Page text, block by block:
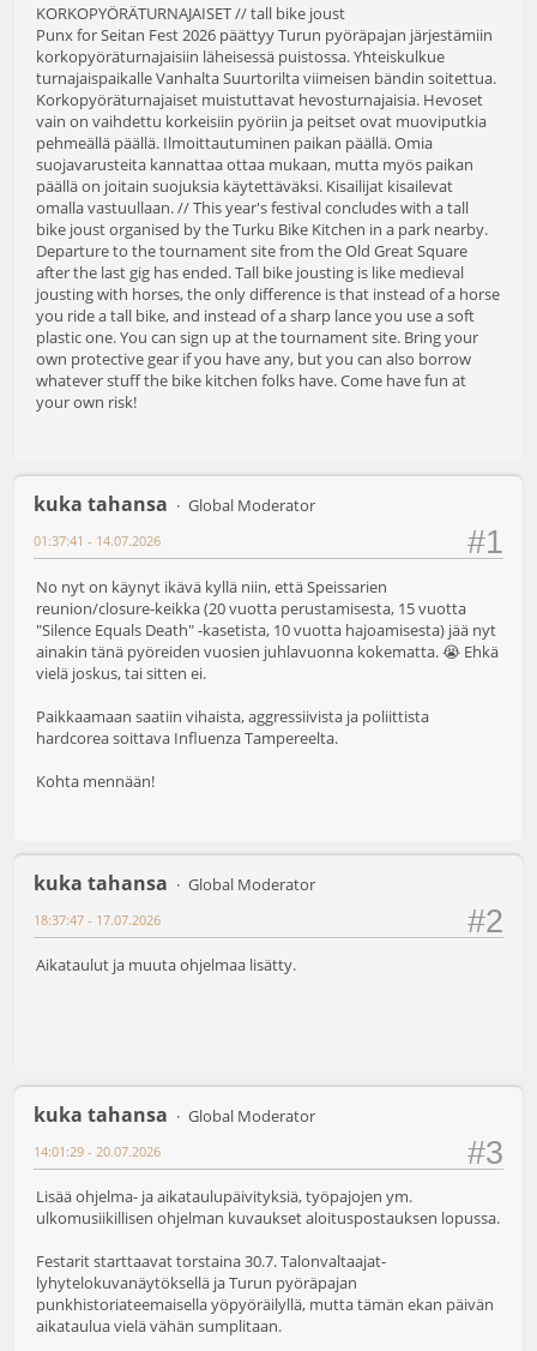
KORKOPYÖRÄTURNAJAISET // tall bike joust
Punx for Seitan Fest 2026 päättyy Turun pyöräpajan järjestämiin
korkopyöräturnajaisiin läheisessä puistossa. Yhteiskulkue
turnajaispaikalle Vanhalta Suurtorilta viimeisen bändin soitettua.
Korkopyöräturnajaiset muistuttavat hevosturnajaisia. Hevoset
vain on vaihdettu korkeisiin pyöriin ja peitset ovat muoviputkia
pehmeällä päällä. Ilmoittautuminen paikan päällä. Omia
suojavarusteita kannattaa ottaa mukaan, mutta myös paikan
päällä on joitain suojuksia käytettäväksi. Kisailijat kisailevat
omalla vastuullaan. // This year's festival concludes with a tall
bike joust organised by the Turku Bike Kitchen in a park nearby.
Departure to the tournament site from the Old Great Square
after the last gig has ended. Tall bike jousting is like medieval
jousting with horses, the only difference is that instead of a horse
you ride a tall bike, and instead of a sharp lance you use a soft
plastic one. You can sign up at the tournament site. Bring your
own protective gear if you have any, but you can also borrow
whatever stuff the bike kitchen folks have. Come have fun at
your own risk!
kuka tahansa Global Moderator
#1
01:37:41 - 14.07.2026
No nyt on käynyt ikävä kyllä niin, että Speissarien
reunion/closure-keikka (20 vuotta perustamisesta, 15 vuotta
"Silence Equals Death" -kasetista, 10 vuotta hajoamisesta) jää nyt
ainakin tänä pyöreiden vuosien juhlavuonna kokematta. 😭 Ehkä
vielä joskus, tai sitten ei.
Paikkaamaan saatiin vihaista, aggressiivista ja poliittista
hardcorea soittava Influenza Tampereelta.
Kohta mennään!
kuka tahansa Global Moderator
#2
18:37:47 - 17.07.2026
Aikataulut ja muuta ohjelmaa lisätty.
kuka tahansa Global Moderator
#3
14:01:29 - 20.07.2026
Lisää ohjelma- ja aikataulupäivityksiä, työpajojen ym.
ulkomusiikillisen ohjelman kuvaukset aloituspostauksen lopussa.
Festarit starttaavat torstaina 30.7. Talonvaltaajat-
lyhytelokuvanäytöksellä ja Turun pyöräpajan
punkhistoriateemaisella yöpyöräilyllä, mutta tämän ekan päivän
aikataulua vielä vähän sumplitaan.